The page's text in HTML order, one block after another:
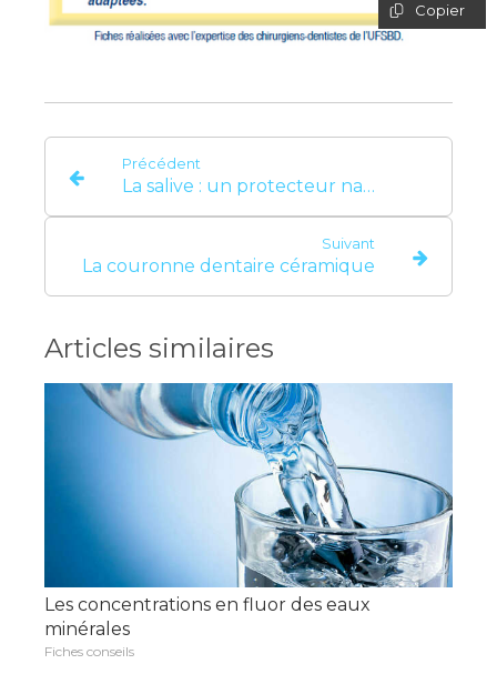
Précédent
La salive : un protecteur naturel de notre bouche
Suivant
La couronne dentaire céramique
Articles similaires
Les concentrations en fluor des eaux
minérales
Fiches conseils
Copier